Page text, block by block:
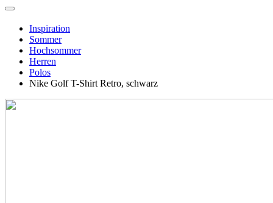
Inspiration
Sommer
Hochsommer
Herren
Polos
Nike Golf T-Shirt Retro, schwarz